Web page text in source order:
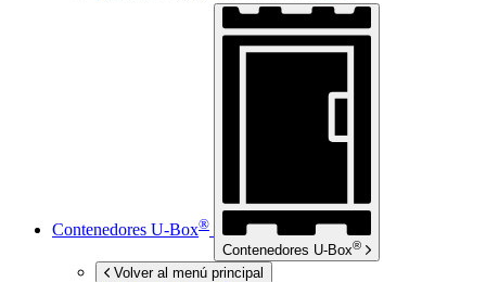
Contenedores U-Box®
Contenedores U-Box®
Volver al menú principal